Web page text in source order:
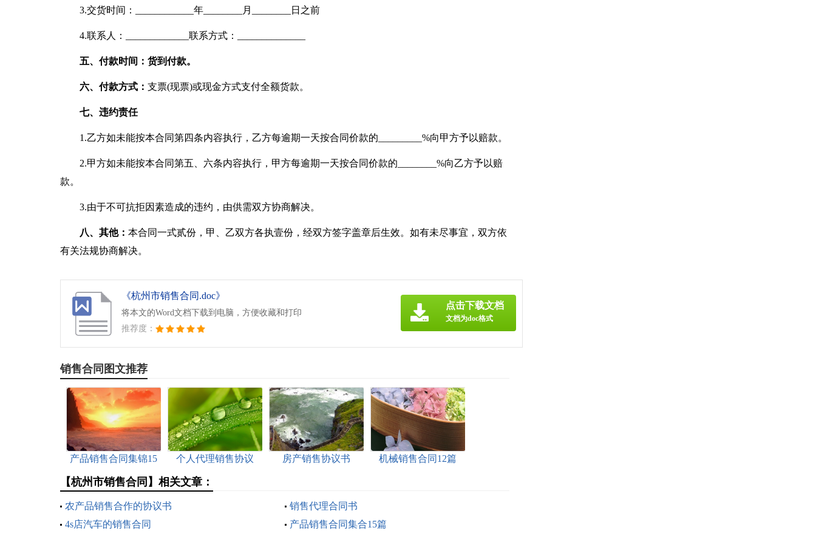
3.交货时间：____________年________月________日之前
4.联系人：_____________联系方式：______________
五、付款时间：货到付款。
六、付款方式： 支票(现票)或现金方式支付全额货款。
七、违约责任
1.乙方如未能按本合同第四条内容执行，乙方每逾期一天按合同价款的_________%向甲方予以赔款。
2.甲方如未能按本合同第五、六条内容执行，甲方每逾期一天按合同价款的________%向乙方予以赔
款。
3.由于不可抗拒因素造成的违约，由供需双方协商解决。
八、其他： 本合同一式贰份，甲、乙双方各执壹份，经双方签字盖章后生效。如有未尽事宜，双方依
有关法规协商解决。
《杭州市销售合同.doc》
将本文的Word文档下载到电脑，方便收藏和打印
推荐度：
点击下载文档
文档为doc格式
销售合同图文推荐
产品销售合同集锦15
个人代理销售协议 房产销售协议书 机械销售合同12篇
【杭州市销售合同】相关文章：
农产品销售合作的协议书
销售代理合同书
4s店汽车的销售合同
产品销售合同集合15篇